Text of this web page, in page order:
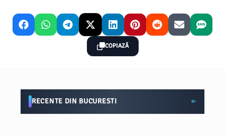
COPIAZĂ
RECENTE DIN BUCURESTI